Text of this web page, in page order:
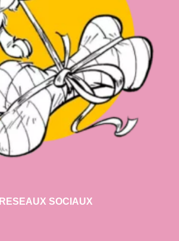
RESEAUX SOCIAUX